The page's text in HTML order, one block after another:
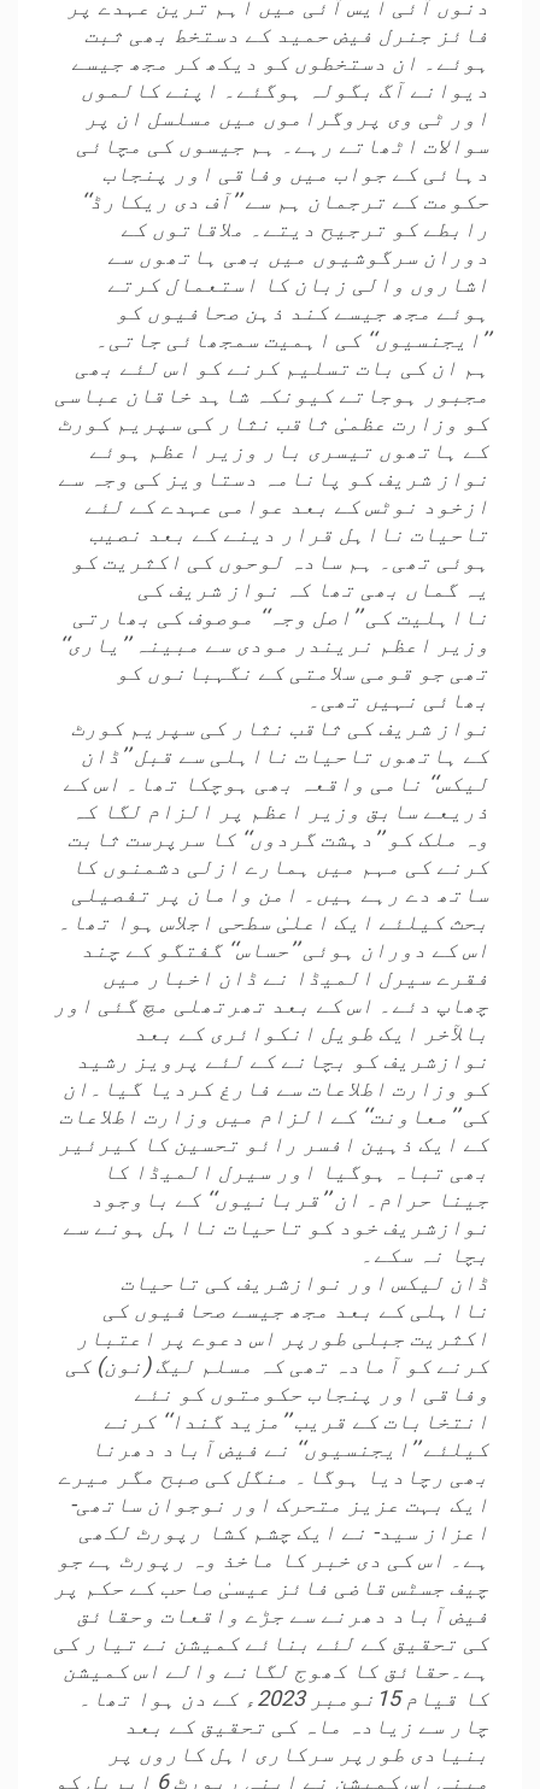
دنوں آئی ایس آئی میں اہم ترین عہدے پر
فائز جنرل فیض حمید کے دستخط بھی ثبت
ہوئے۔ ان دستخطوں کو دیکھ کر مجھ جیسے
دیوانے آگ بگولہ ہوگئے۔ اپنے کالموں
اور ٹی وی پروگراموں میں مسلسل ان پر
سوالات اٹھاتے رہے۔ ہم جیسوں کی مچائی
دہائی کے جواب میں وفاقی اور پنجاب
حکومت کے ترجمان ہم سے ’’آف دی ریکارڈ‘‘
رابطے کو ترجیح دیتے۔ ملاقاتوں کے
دوران سرگوشیوں میں بھی ہاتھوں سے
اشاروں والی زبان کا استعمال کرتے
ہوئے مجھ جیسے کند ذہن صحافیوں کو
’’ایجنسیوں‘‘ کی اہمیت سمجھائی جاتی۔
ہم ان کی بات تسلیم کرنے کو اس لئے بھی
مجبور ہوجاتے کیونکہ شاہد خاقان عباسی
کو وزارت عظمیٰ ثاقب نثار کی سپریم کورٹ
کے ہاتھوں تیسری بار وزیر اعظم ہوئے
نواز شریف کو پانامہ دستاویز کی وجہ سے
ازخود نوٹس کے بعد عوامی عہدے کے لئے
تاحیات نااہل قرار دینے کے بعد نصیب
ہوئی تھی۔ ہم سادہ لوحوں کی اکثریت کو
یہ گماں بھی تھا کہ نواز شریف کی
نااہلیت کی ’’اصل وجہ‘‘ موصوف کی بھارتی
وزیر اعظم نریندر مودی سے مبینہ ’’یاری‘‘
تھی جو قومی سلامتی کے نگہبانوں کو
بھائی نہیں تھی۔
نواز شریف کی ثاقب نثار کی سپریم کورٹ
کے ہاتھوں تاحیات نااہلی سے قبل ’’ڈان
لیکس‘‘ نامی واقعہ بھی ہوچکا تھا۔ اس کے
ذریعے سابق وزیر اعظم پر الزام لگا کہ
وہ ملک کو ’’دہشت گردوں‘‘ کا سرپرست ثابت
کرنے کی مہم میں ہمارے ازلی دشمنوں کا
ساتھ دے رہے ہیں۔ امن وامان پر تفصیلی
بحث کیلئے ایک اعلیٰ سطحی اجلاس ہوا تھا۔
اس کے دوران ہوئی ’’حساس‘‘ گفتگو کے چند
فقرے سیرل المیڈا نے ڈان اخبار میں
چھاپ دئے۔ اس کے بعد تھرتھلی مچ گئی اور
بالآخر ایک طویل انکوائری کے بعد
نوازشریف کو بچانے کے لئے پرویز رشید
کو وزارت اطلاعات سے فارغ کردیا گیا۔ان
کی ’’معاونت‘‘ کے الزام میں وزارت اطلاعات
کے ایک ذہین افسر رائو تحسین کا کیرئیر
بھی تباہ ہوگیا اور سیرل المیڈا کا
جینا حرام۔ ان ’’قربانیوں‘‘ کے باوجود
نوازشریف خود کو تاحیات نااہل ہونے سے
بچا نہ سکے۔
ڈان لیکس اور نوازشریف کی تاحیات
نااہلی کے بعد مجھ جیسے صحافیوں کی
اکثریت جبلی طورپر اس دعوے پر اعتبار
کرنے کو آمادہ تھی کہ مسلم لیگ (نون) کی
وفاقی اور پنجاب حکومتوں کو نئے
انتخابات کے قریب ’’مزید گندا‘‘ کرنے
کیلئے ’’ایجنسیوں‘‘ نے فیض آباد دھرنا
بھی رچادیا ہوگا۔ منگل کی صبح مگر میرے
ایک بہت عزیز متحرک اور نوجوان ساتھی-
اعزاز سید- نے ایک چشم کشا رپورٹ لکھی
ہے۔ اس کی دی خبر کا ماخذ وہ رپورٹ ہے جو
چیف جسٹس قاضی فائز عیسیٰ صاحب کے حکم پر
فیض آباد دھرنے سے جڑے واقعات وحقائق
کی تحقیق کے لئے بنائے کمیشن نے تیار کی
ہے۔حقائق کا کھوج لگانے والے اس کمیشن
کا قیام 15نومبر 2023ء کے دن ہوا تھا۔
چار سے زیادہ ماہ کی تحقیق کے بعد
بنیادی طورپر سرکاری اہل کاروں پر
مبنی اس کمیشن نے اپنی رپورٹ 6 اپریل کو